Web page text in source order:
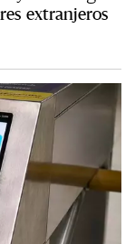
extranjeros